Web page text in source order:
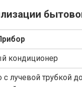
кондиционер
с лучевой трубкой до